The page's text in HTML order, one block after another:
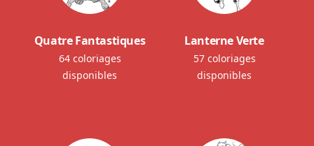
Quatre Fantastiques
64 coloriages
disponibles
Lanterne Verte
57 coloriages
disponibles